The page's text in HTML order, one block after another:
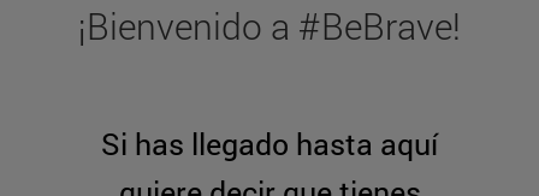
¡Bienvenido a #BeBrave!
Si has llegado hasta aquí